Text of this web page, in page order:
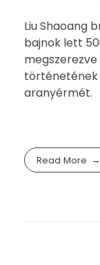
Liu Shaoang
bajnok lett
történetének
aranyérmét.
Read More